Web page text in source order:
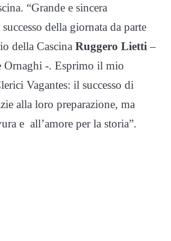
“Grande e sincera
della giornata da parte
della Cascina Ruggero Lietti –
Ornaghi -. Esprimo il mio
Vagantes: il successo di
alla loro preparazione, ma
e all’amore per la storia”.